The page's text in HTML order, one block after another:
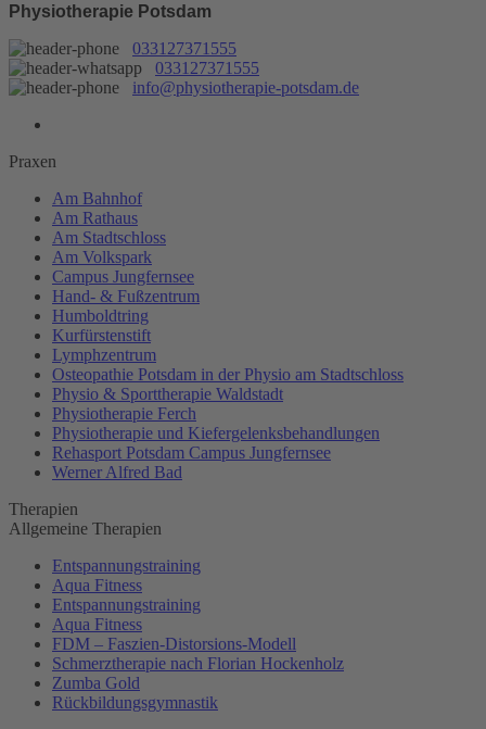
Physiotherapie Potsdam
033127371555
033127371555
info@physiotherapie-potsdam.de
Praxen
Am Bahnhof
Am Rathaus
Am Stadtschloss
Am Volkspark
Campus Jungfernsee
Hand- & Fußzentrum
Humboldtring
Kurfürstenstift
Lymphzentrum
Osteopathie Potsdam in der Physio am Stadtschloss
Physio & Sporttherapie Waldstadt
Physiotherapie Ferch
Physiotherapie und Kiefergelenksbehandlungen
Rehasport Potsdam Campus Jungfernsee
Werner Alfred Bad
Therapien
Allgemeine Therapien
Entspannungstraining
Aqua Fitness
Entspannungstraining
Aqua Fitness
FDM – Faszien-Distorsions-Modell
Schmerztherapie nach Florian Hockenholz
Zumba Gold
Rückbildungsgymnastik